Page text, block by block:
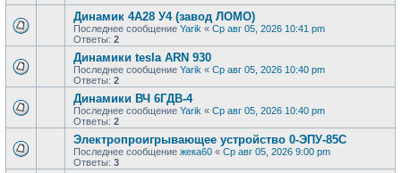
Динамик 4А28 У4 (завод ЛОМО)
Последнее сообщение Yarik « Ср авг 05, 2026 10:41 pm
Ответы: 2
Динамики tesla ARN 930
Последнее сообщение Yarik « Ср авг 05, 2026 10:40 pm
Ответы: 2
Динамики ВЧ 6ГДВ-4
Последнее сообщение Yarik « Ср авг 05, 2026 10:40 pm
Ответы: 2
Электропроигрывающее устройство 0-ЭПУ-85С
Последнее сообщение жека60 « Ср авг 05, 2026 9:00 pm
Ответы: 3